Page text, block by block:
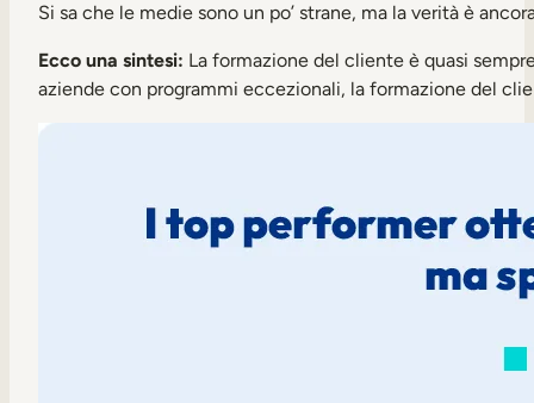
Skills Intelligence
Pianificazione delle competenze
Si sa che le medie sono un po’ strane, ma la verità è
Ecco una sintesi: La formazione del cliente è quasi
aziende con programmi eccezionali, la formazione del